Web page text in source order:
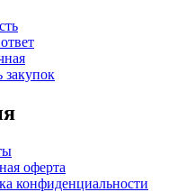
закупок
оферта
конфиденциальности